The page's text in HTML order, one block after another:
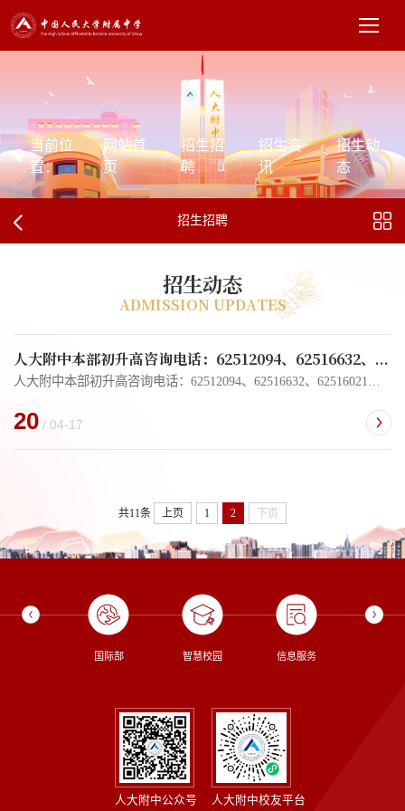
当前位
置：
网站首
页
>
招生招
聘
>
招生资
讯
>
招生动
态
招生招聘
招生动态
ADMISSION UPDATES
20 / 04-17
人大附中本部初升高咨询电话：62512094、62516632、62516021、62516662
共11条 上页 1 2 下页
国际部 智慧校园 信息服务
人大附中公众号 人大附中校友平台